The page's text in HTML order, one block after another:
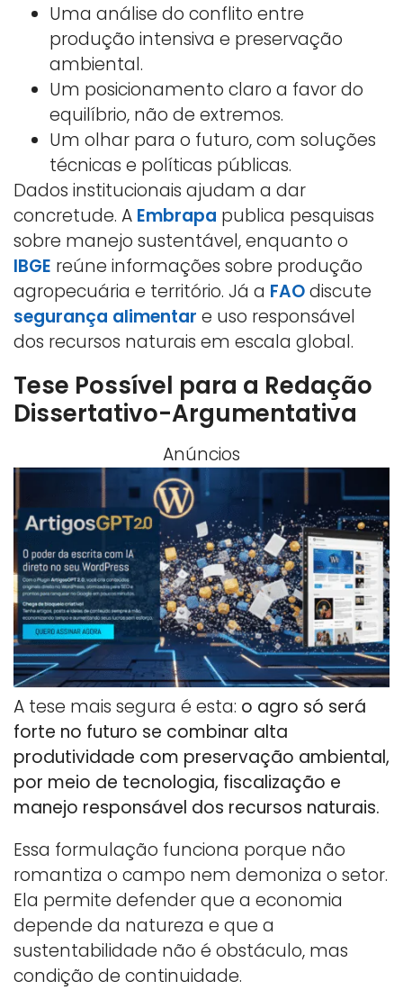
Uma análise do conflito entre
produção intensiva e preservação
ambiental.
Um posicionamento claro a favor do
equilíbrio, não de extremos.
Um olhar para o futuro, com soluções
técnicas e políticas públicas.
Dados institucionais ajudam a dar
concretude. A Embrapa publica pesquisas
sobre manejo sustentável, enquanto o
IBGE reúne informações sobre produção
agropecuária e território. Já a FAOdiscute
segurança alimentar e uso responsável
dos recursos naturais em escala global.
Tese Possível para a Redação
Dissertativo-Argumentativa
Anúncios
A tese mais segura é esta: o agro só será
forte no futuro se combinar alta
produtividade com preservação ambiental,
por meio de tecnologia, fiscalização e
manejo responsável dos recursos naturais.
Essa formulação funciona porque não
romantiza o campo nem demoniza o setor.
Ela permite defender que a economia
depende da natureza e que a
sustentabilidade não é obstáculo, mas
condição de continuidade.